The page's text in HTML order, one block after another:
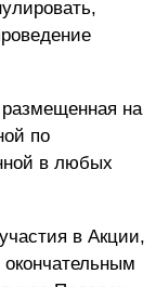
на
по
в любых
в Акции,